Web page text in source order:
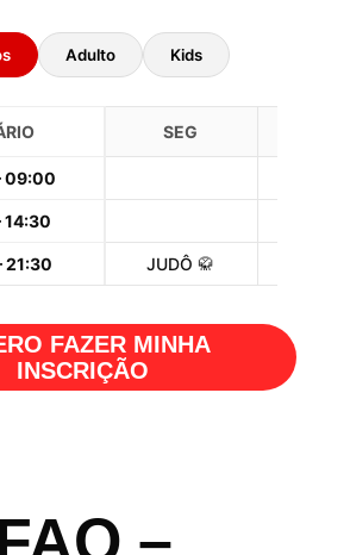
Adulto Kids
SEG
09:00
14:30
21:30 JUDÔ 🥋
FAZER MINHA
INSCRIÇÃO
–